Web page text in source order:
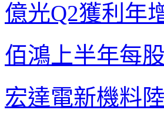
億光Q2獲利年
佰鴻上半年每
宏達電新機料